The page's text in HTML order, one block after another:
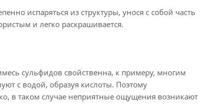
испаряться из структуры, унося с собой часть
и легко раскрашивается.
сульфидов свойственна, к примеру, многим
с водой, образуя кислоты. Поэтому
в таком случае неприятные ощущения возникают